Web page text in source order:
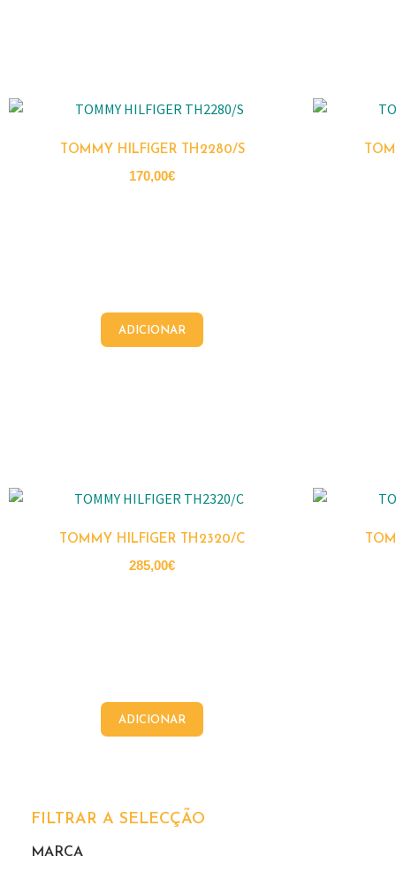
TOMMY HILFIGER TH2280/S
170,00€
ADICIONAR
TOMMY HILFIGER TH2320/C
285,00€
ADICIONAR
FILTRAR A SELECÇÃO
MARCA